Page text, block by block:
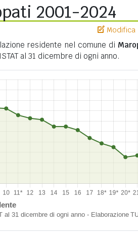
2001-2024
Modifica
residente nel comune di
al 31 dicembre di ogni anno.